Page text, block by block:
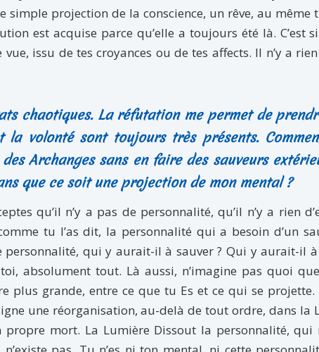
simple projection de la conscience, un rêve, au même
est acquise parce qu’elle a toujours été là. C’est
issu de tes croyances ou de tes affects. Il n’y a rien
chaotiques. La réfutation me permet de
la volonté sont toujours très présents.
Archanges sans en faire des sauveurs
que ce soit une projection de mon mental ?
qu’il n’y a pas de personnalité, qu’il n’y a rien
comme tu l’as dit, la personnalité qui a besoin d’un
personnalité, qui y aurait-il à sauver ? Qui y aurait-il à
absolument tout. Là aussi, n’imagine pas quoi
plus grande, entre ce que tu Es et ce qui se
une réorganisation, au-delà de tout ordre, dans la
mort. La Lumière Dissout la personnalité, qui